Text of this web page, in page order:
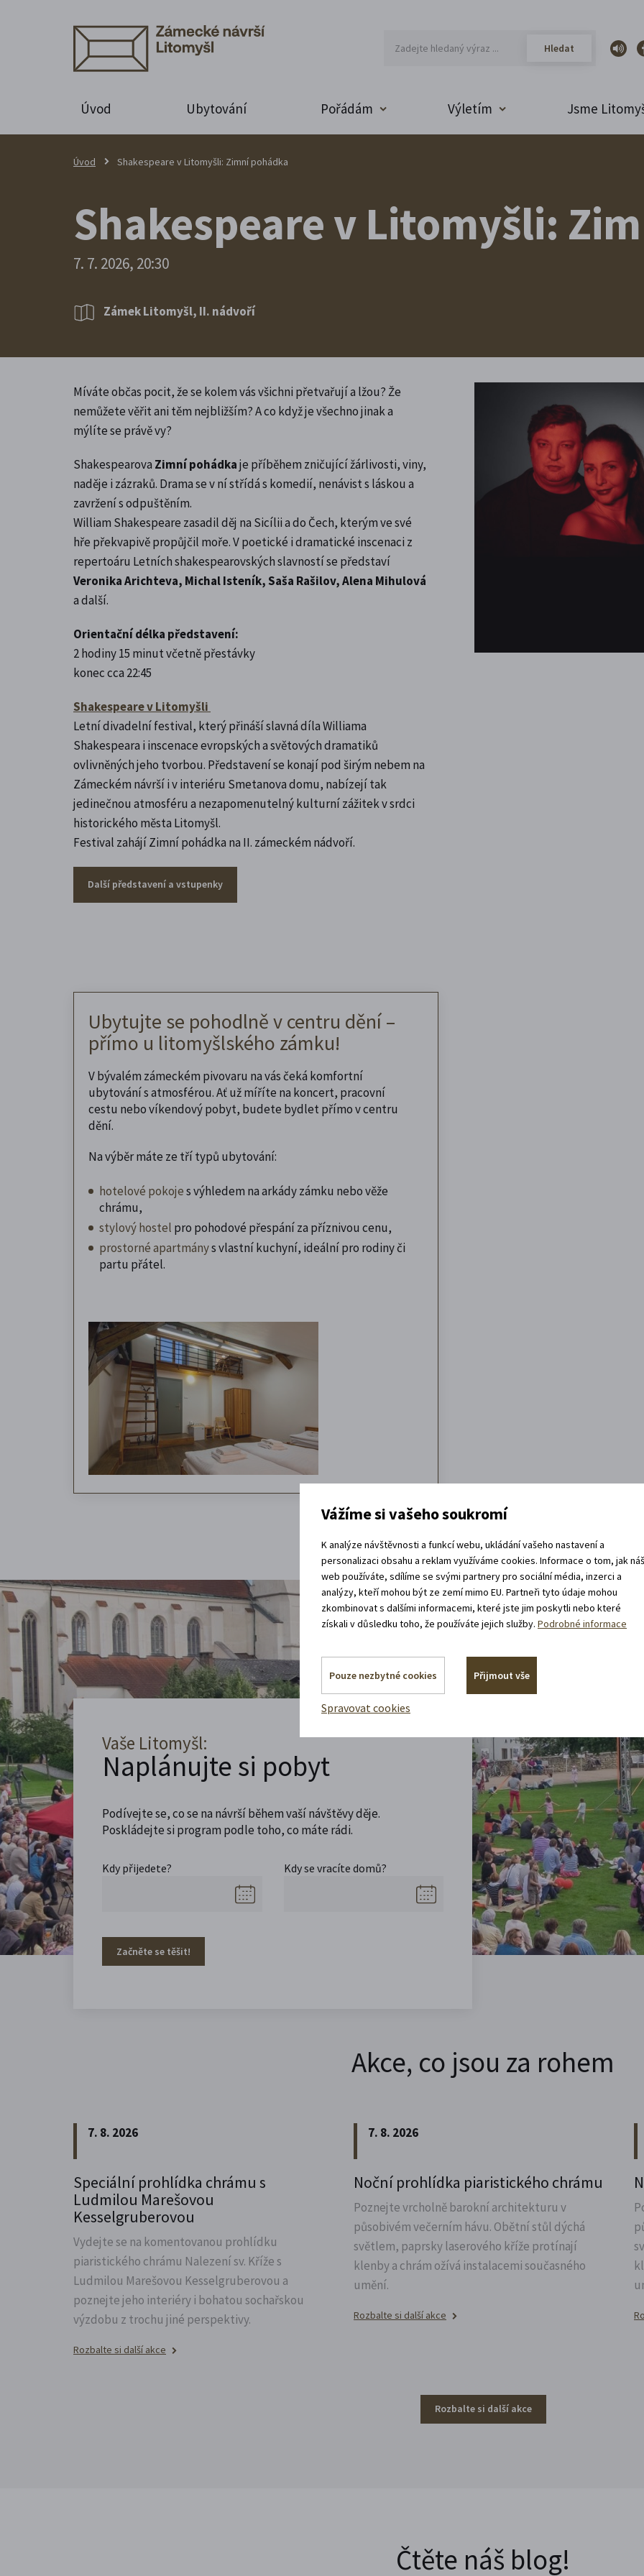
Úvod Ubytování Pořádám Výletím Jsme
Úvod Shakespeare v Litomyšli: Zimní pohádka
Shakespeare v Litomyšli:
7. 7. 2026, 20:30
Zámek Litomyšl, II. nádvoří
Míváte občas pocit, že se kolem vás všichni přetvařují a lžou? Že
nemůžete věřit ani těm nejbližším? A co když je všechno jinak a
mýlíte se právě vy?
Shakespearova Zimní pohádkaje příběhem zničující žárlivosti, viny,
naděje i zázraků. Drama se v ní střídá s komedií, nenávist s láskou a
zavržení s odpuštěním.
William Shakespeare zasadil děj na Sicílii a do Čech, kterým ve své
hře překvapivě propůjčil moře. V poetické i dramatické inscenaci z
repertoáru Letních shakespearovských slavností se představí
Veronika Arichteva, Michal Isteník, Saša Rašilov, Alena Mihulová
a další.
Orientační délka představení:
2 hodiny 15 minut včetně přestávky
konec cca 22:45
Shakespeare v Litomyšli
Letní divadelní festival, který přináší slavná díla Williama
Shakespeara i inscenace evropských a světových dramatiků
ovlivněných jeho tvorbou. Představení se konají pod širým nebem na
Zámeckém návrší i v interiéru Smetanova domu, nabízejí tak
jedinečnou atmosféru a nezapomenutelný kulturní zážitek v srdci
historického města Litomyšl.
Festival zahájí Zimní pohádka na II. zámeckém nádvoří.
Další představení a vstupenky
Ubytujte se pohodlně v centru dění –
přímo u litomyšlského zámku!
V bývalém zámeckém pivovaru na vás čeká komfortní
ubytování s atmosférou. Ať už míříte na koncert, pracovní
cestu nebo víkendový pobyt, budete bydlet přímo v centru
dění.
Na výběr máte ze tří typů ubytování:
hotelové pokojes výhledem na arkády zámku nebo věže
chrámu,
stylový hostel pro pohodové přespání za příznivou cenu,
prostorné apartmánys vlastní kuchyní, ideální pro rodiny či
partu přátel.
Vaše Litomyšl:
Naplánujte si pobyt
Podívejte se, co se na návrší během vaší návštěvy děje.
Poskládejte si program podle toho, co máte rádi.
Kdy přijedete? Kdy se vracíte domů?
Začněte se těšit!
Akce, co jsou za rohem
7. 8. 2026
Speciální prohlídka chrámu s
Ludmilou Marešovou
Kesselgruberovou
Vydejte se na komentovanou prohlídku
piaristického chrámu Nalezení sv. Kříže s
Ludmilou Marešovou Kesselgruberovou a
poznejte jeho interiéry i bohatou sochařskou
výzdobu z trochu jiné perspektivy.
Rozbalte si další akce
7. 8. 2026
Noční prohlídka piaristického chrámu
Poznejte vrcholně barokní architekturu v
působivém večerním hávu. Obětní stůl dýchá
světlem, paprsky laserového kříže protínají
klenby a chrám ožívá instalacemi současného
umění.
Rozbalte si další akce
Rozbalte si další akce
Čtěte náš blog!
Vážíme si vašeho soukromí
K analýze návštěvnosti a funkcí webu, ukládání vašeho nastavení a
personalizaci obsahu a reklam využíváme cookies. Informace o tom, jak
web používáte, sdílíme se svými partnery pro sociální média, inzerci a
analýzy, kteří mohou být ze zemí mimo EU. Partneři tyto údaje mohou
zkombinovat s dalšími informacemi, které jste jim poskytli nebo které
získali v důsledku toho, že používáte jejich služby.Podrobné informace
Pouze nezbytné cookies Přijmout vše
Spravovat cookies